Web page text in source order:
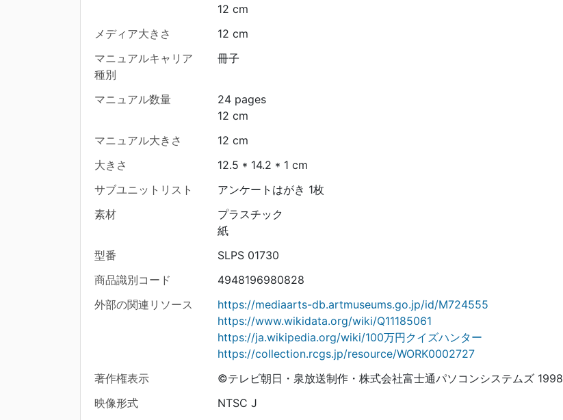
12 cm
メディア大きさ
12 cm
マニュアルキャリア
種別
冊子
マニュアル数量
24 pages
12 cm
マニュアル大きさ
12 cm
大きさ
12.5 * 14.2 * 1 cm
サブユニットリスト
アンケートはがき 1枚
素材
プラスチック
紙
型番
SLPS 01730
商品識別コード
4948196980828
外部の関連リソース
https://mediaarts-db.artmuseums.go.jp/id/M724555
https://www.wikidata.org/wiki/Q11185061
https://ja.wikipedia.org/wiki/100万円クイズハンター
https://collection.rcgs.jp/resource/WORK0002727
著作権表示
©テレビ朝日・泉放送制作・株式会社富士通パソコンシステムズ 1998
映像形式
NTSC J